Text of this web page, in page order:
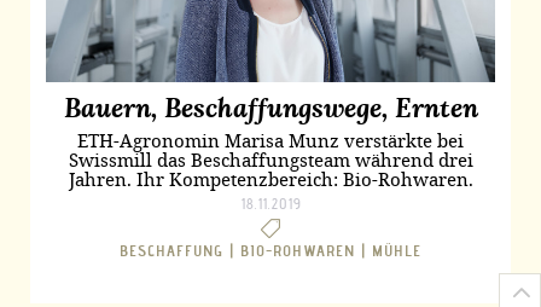
Bauern, Beschaffungswege, Ernten
ETH-Agronomin Marisa Munz verstärkte bei
Swissmill das Beschaffungsteam während drei
Jahren. Ihr Kompetenzbereich: Bio-Rohwaren.
18.11.2019
BESCHAFFUNG | BIO-ROHWAREN | MÜHLE